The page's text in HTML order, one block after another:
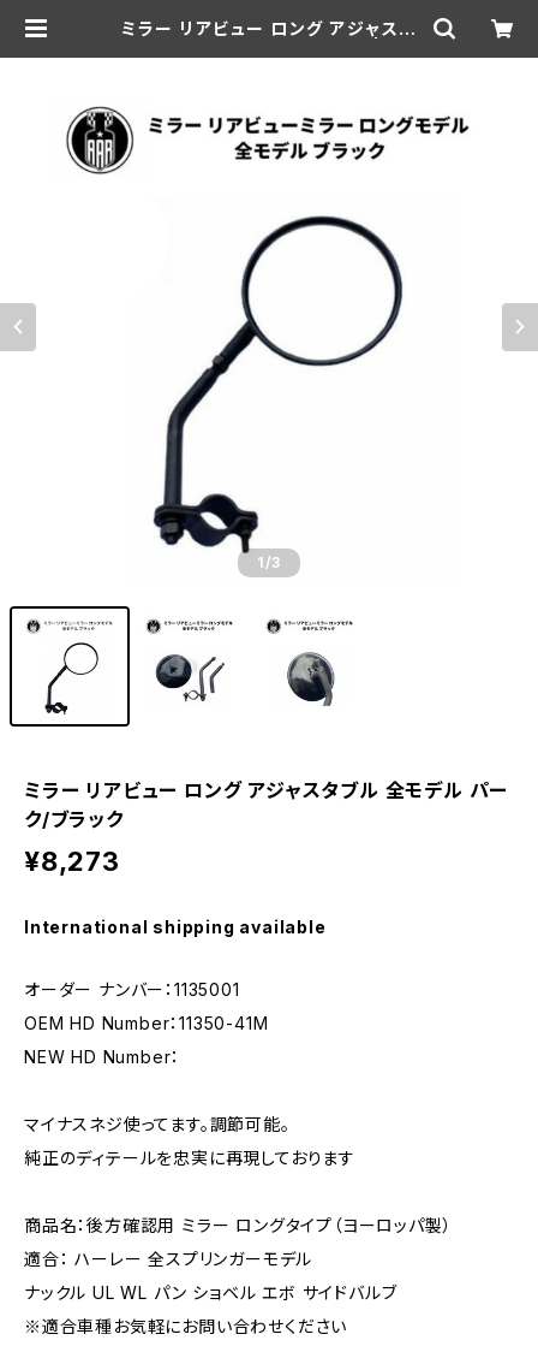
ミラー リアビュー ロング アジャスタ
1/3
ミラー リアビュー ロング アジャスタブル 全モデル パー
ク/ブラック
¥8,273
International shipping available
オーダー ナンバー：1135001
OEM HD Number：11350-41M
NEW HD Number：
マイナスネジ使ってます。調節可能。
純正のディテールを忠実に再現しております
商品名：後方確認用 ミラー ロングタイプ（ヨーロッパ製）
適合： ハーレー 全スプリンガーモデル
ナックル UL WL パン ショベル エボ サイドバルブ
※適合車種お気軽にお問い合わせください